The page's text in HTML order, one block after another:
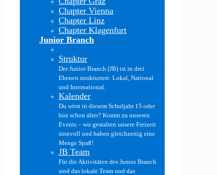
Chapter Vienna
Chapter Linz
Chapter Klagenfurt
Junior Branch
Struktur
Der Junior Branch (JB) ist in drei
Ebenen strukturiert: Lokal, National
und International.
Kalender
Du wirst in diesem Schuljahr 15 oder
bist schon älter? Komm zu unseren
Events – wir gestalten unsere Freizeit
sinnvoll und haben gleichzeitig eine
Menge Spaß!
JB Team
Für die Aktivitäten des Junior Branch
sind das lokale Team und das